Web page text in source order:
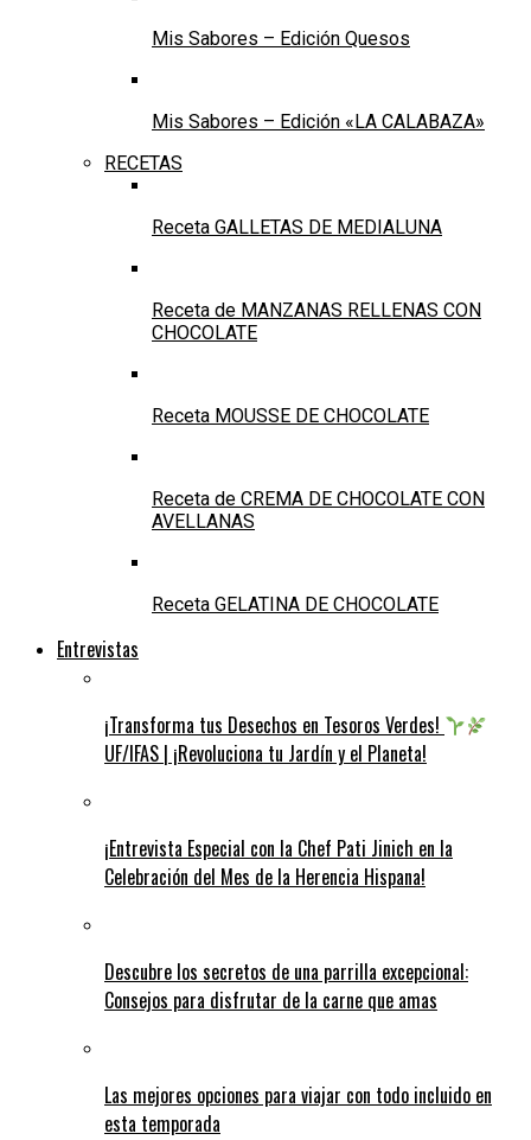
Mis Sabores – Edición Quesos
Mis Sabores – Edición «LA CALABAZA»
RECETAS
Receta GALLETAS DE MEDIALUNA
Receta de MANZANAS RELLENAS CON
CHOCOLATE
Receta MOUSSE DE CHOCOLATE
Receta de CREMA DE CHOCOLATE CON
AVELLANAS
Receta GELATINA DE CHOCOLATE
Entrevistas
¡Transforma tus Desechos en Tesoros Verdes!
UF/IFAS | ¡Revoluciona tu Jardín y el Planeta!
¡Entrevista Especial con la Chef Pati Jinich en la
Celebración del Mes de la Herencia Hispana!
Descubre los secretos de una parrilla excepcional:
Consejos para disfrutar de la carne que amas
Las mejores opciones para viajar con todo incluido en
esta temporada